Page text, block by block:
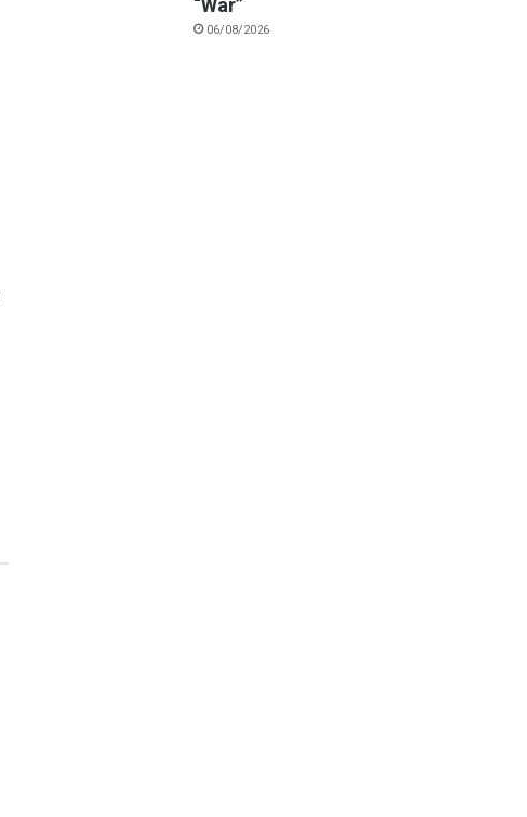
“War”
06/08/2026